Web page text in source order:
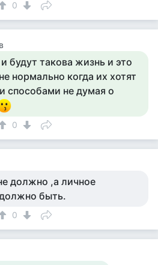
0
будут такова жизнь и это
нормально когда их хотят
способами не думая о
0
должно ,а личное
быть.
0